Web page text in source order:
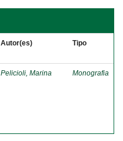
Autor(es) Tipo
Pelicioli, Marina Monografia